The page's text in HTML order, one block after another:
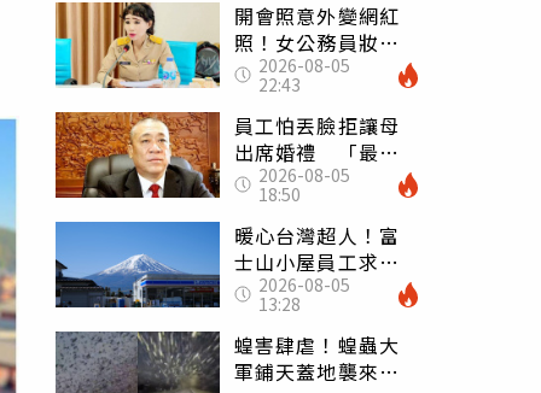
開會照意外變網紅
照！女公務員妝容
掀2千則留言 本人
怒嗆：化妝有錯嗎
2026-08-05
22:43
員工怕丟臉拒讓母
出席婚禮 「最愛
發錢老闆」震怒開
除：我看不起你
2026-08-05
18:50
暖心台灣超人！富
士山小屋員工求助
「想活下去」 山
友狂背物資上山：
台灣真的是寶島
2026-08-05
13:28
蝗害肆虐！蝗蟲大
軍鋪天蓋地襲來宛